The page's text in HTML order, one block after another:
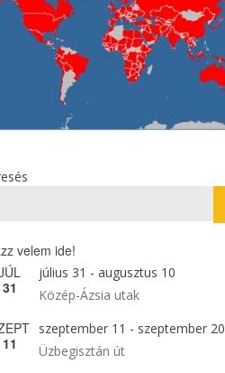
velem ide!
31
július 31 - augusztus 10
Közép-Ázsia utak
11
szeptember 11 - szeptember 20
Üzbegisztán út